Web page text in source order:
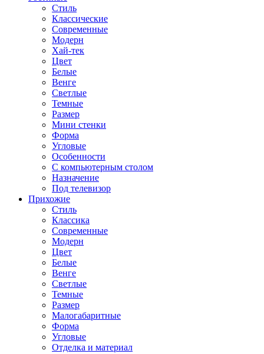
Стиль
Классические
Современные
Модерн
Хай-тек
Цвет
Белые
Венге
Светлые
Темные
Размер
Мини стенки
Форма
Угловые
Особенности
С компьютерным столом
Назначение
Под телевизор
Прихожие
Стиль
Классика
Современные
Модерн
Цвет
Белые
Венге
Светлые
Темные
Размер
Малогабаритные
Форма
Угловые
Отделка и материал